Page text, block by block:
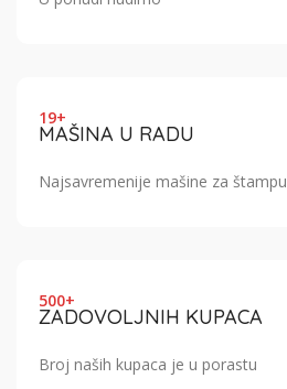
19+
MAŠINA U RADU
Najsavremenije mašine za štampu
500+
ZADOVOLJNIH KUPACA
Broj naših kupaca je u porastu